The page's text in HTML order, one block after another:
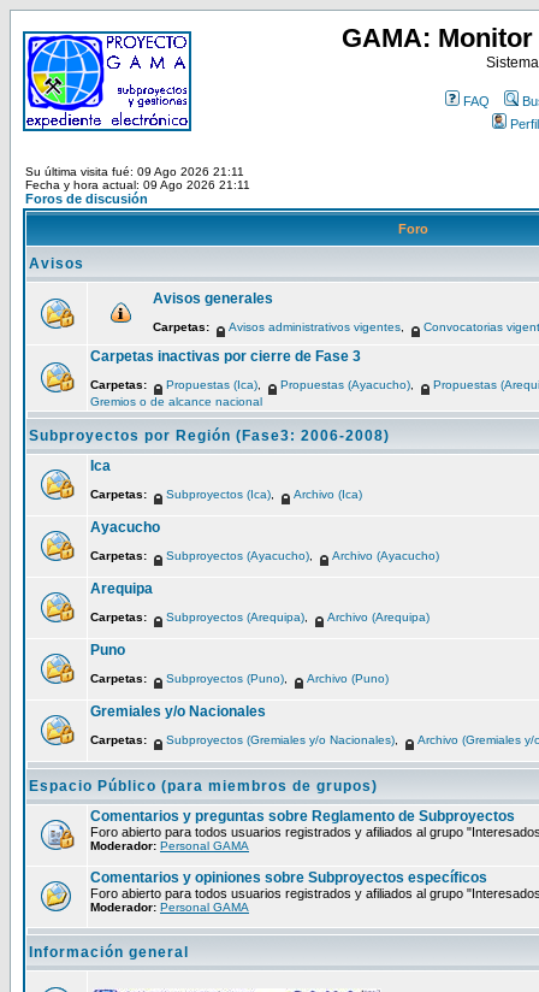
GAMA:
FAQ
Perfil
Su última visita fué: 09 Ago 2026 21:11
Fecha y hora actual: 09 Ago 2026 21:11
Foros de discusión
Foro
Avisos
Avisos generales
Carpetas: Avisos administrativos vigentes Convocatorias
Carpetas inactivas por cierre de Fase 3
Carpetas: Propuestas (Ica) Propuestas (Ayacucho)
Propuestas
Gremios o de alcance nacional
Subproyectos por Región (Fase3: 2006-2008)
Ica
Carpetas: Subproyectos (Ica) Archivo (Ica)
Ayacucho
Carpetas: Subproyectos (Ayacucho) Archivo (Ayacucho)
Arequipa
Carpetas: Subproyectos (Arequipa) Archivo (Arequipa)
Puno
Carpetas: Subproyectos (Puno) Archivo (Puno)
Gremiales y/o Nacionales
Carpetas: Subproyectos (Gremiales y/o Nacionales) Archivo (Gremiales y/
Espacio Público (para miembros de grupos)
Comentarios y preguntas sobre Reglamento de Subproyectos
Foro abierto para todos usuarios registrados y afiliados al grupo
Moderador: Personal GAMA
Comentarios y opiniones sobre Subproyectos específicos
Foro abierto para todos usuarios registrados y afiliados al grupo
Moderador: Personal GAMA
Información general